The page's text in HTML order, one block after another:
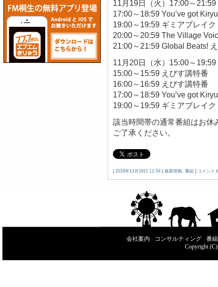
11月19日（火）17:00～21:59
17:00～18:59 You’ve got
19:00～19:59 ギミアブレイ
20:00～20:59 The Village
21:00～21:59 Global Beats!
11月20日（水）15:00～19:59
15:00～15:59 えびす講特番
16:00～16:59 えびす講特番
17:00～18:59 You’ve got
19:00～19:59 ギミアブレイ
該当時間帯の通常番組はお休
ご了承ください。
2019年11月18日 11:54 最新情報, 番組 コメント
会社案内 - コンサルティング - 番
Copyright